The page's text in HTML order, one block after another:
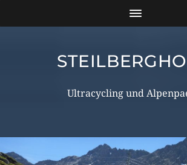
Ultracycling und